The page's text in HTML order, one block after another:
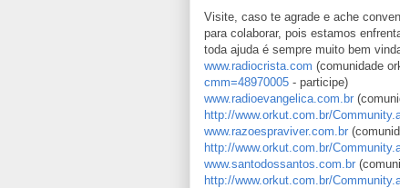
Visite, caso te agrade e ache
para colaborar, pois estamos
toda ajuda é sempre muito bem
www.radiocrista.com (comunidade
cmm=48970005 - participe)
www.radioevangelica.com.br
http://www.orkut.com.br/
www.razoespraviver.com.br
http://www.orkut.com.br/
www.santodossantos.com.br
http://www.orkut.com.br/